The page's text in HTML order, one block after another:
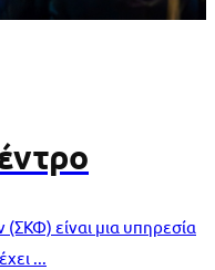
είναι μια υπηρεσία
...